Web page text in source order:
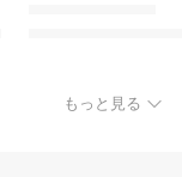
もっと見る